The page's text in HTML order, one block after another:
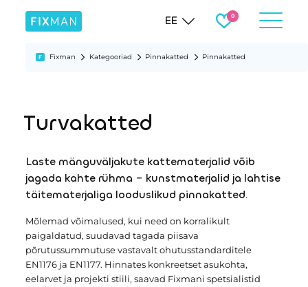
EE
Fixman Kategooriad Pinnakatted Pinnakatted
Turvakatted
Laste mänguväljakute kattematerjalid võib
jagada kahte rühma – kunstmaterjalid ja lahtise
täitematerjaliga looduslikud pinnakatted.
Mõlemad võimalused, kui need on korralikult
paigaldatud, suudavad tagada piisava
põrutussummutuse vastavalt ohutusstandarditele
EN1176 ja EN1177. Hinnates konkreetset asukohta,
eelarvet ja projekti stiili, saavad Fixmani spetsialistid